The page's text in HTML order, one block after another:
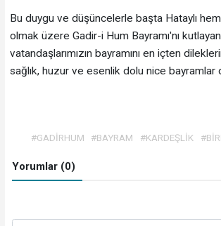
Bu duygu ve düşüncelerle başta Hataylı
olmak üzere Gadir-i Hum Bayramı'nı
vatandaşlarımızın bayramını en içten
sağlık, huzur ve esenlik dolu nice bayramlar
#GADİRHUM #BAYRAM #KARDEŞLİK
Yorumlar (0)